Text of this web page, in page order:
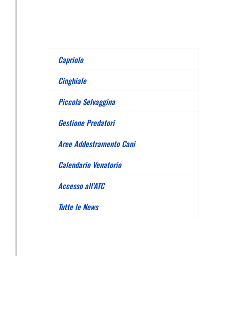
Capriolo
Cinghiale
Piccola Selvaggina
Gestione Predatori
Aree Addestramento Cani
Calendario Venatorio
Accesso all’ATC
Tutte le News